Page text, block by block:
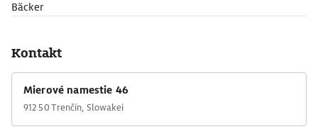
Bäcker
Kontakt
Mierové namestie 46
912 50 Trenčín, Slowakei